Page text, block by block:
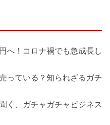
！コロナ禍でも急成長し
っている？知られざるガチ
、ガチャガチャビジネス